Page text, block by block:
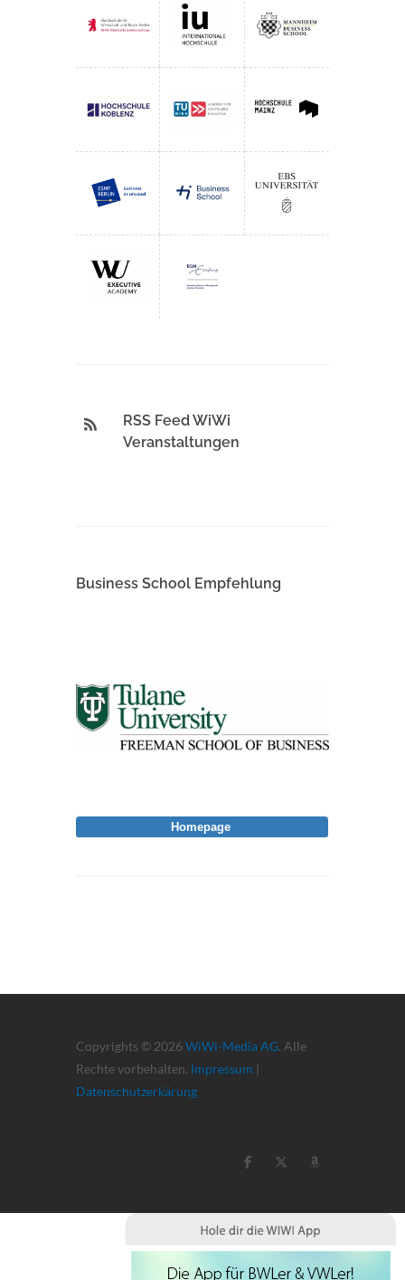
RSS Feed WiWi
Veranstaltungen
Business School Empfehlung
Copyrights © 2026 WiWi-Media AG. Alle
Rechte vorbehalten. Impressum |
Datenschutzerkärung
Homepage